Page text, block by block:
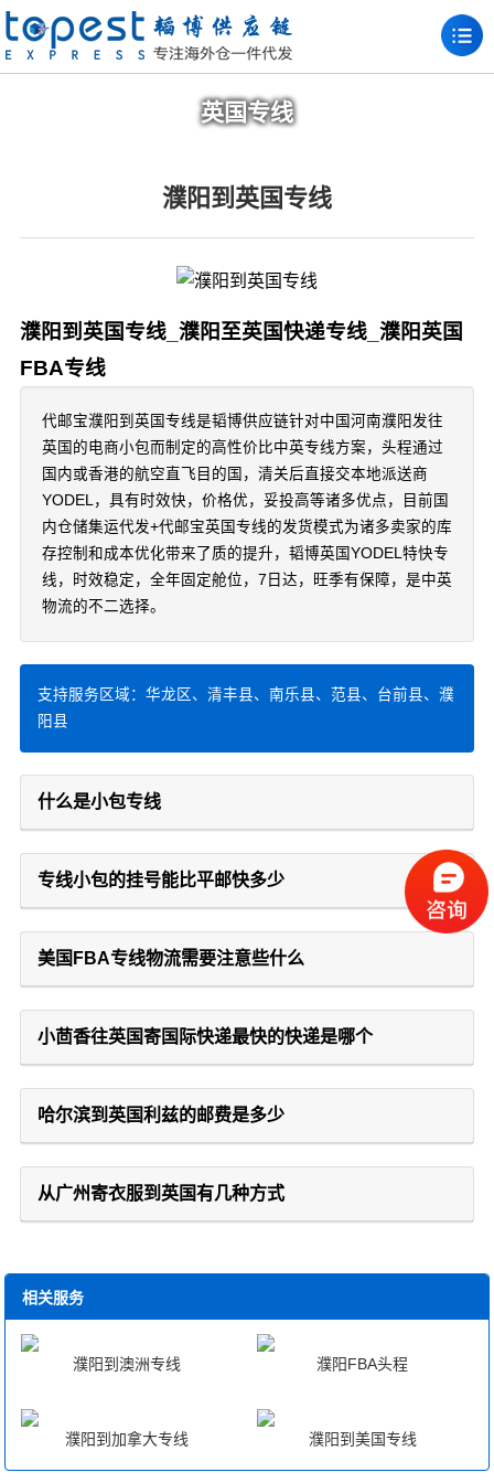
英国专线
濮阳到英国专线
濮阳到英国专线_濮阳至英国快递专线_濮阳英国
FBA专线
代邮宝濮阳到英国专线是韬博供应链针对中国河南濮阳发往
英国的电商小包而制定的高性价比中英专线方案，头程通过
国内或香港的航空直飞目的国，清关后直接交本地派送商
YODEL，具有时效快，价格优，妥投高等诸多优点，目前国
内仓储集运代发+代邮宝英国专线的发货模式为诸多卖家的库
存控制和成本优化带来了质的提升，韬博英国YODEL特快专
线，时效稳定，全年固定舱位，7日达，旺季有保障，是中英
物流的不二选择。
支持服务区域：华龙区、清丰县、南乐县、范县、台前县、濮
阳县
什么是小包专线
专线小包的挂号能比平邮快多少
美国FBA专线物流需要注意些什么
小茴香往英国寄国际快递最快的快递是哪个
哈尔滨到英国利兹的邮费是多少
从广州寄衣服到英国有几种方式
相关服务
濮阳到澳洲专线 濮阳FBA头程
濮阳到加拿大专线 濮阳到美国专线